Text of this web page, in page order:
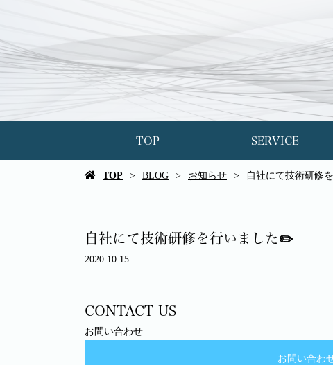
TOP SERVICE
TOP BLOG お知らせ 自社にて技術研修
自社にて技術研修を行いました✏️
2020.10.15
CONTACT US
お問い合わせ
お問い合わ